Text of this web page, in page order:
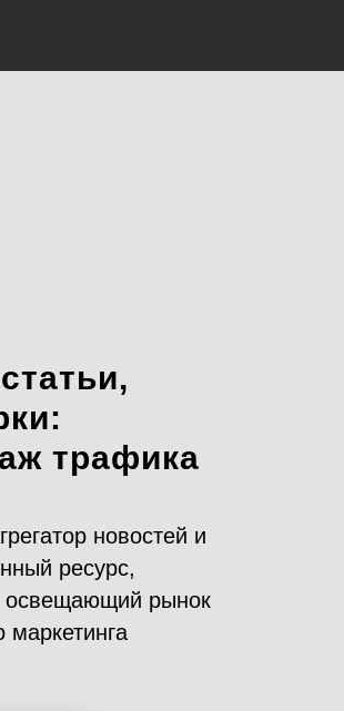
трафика
новостей и
ресурс,
освещающий рынок
маркетинга